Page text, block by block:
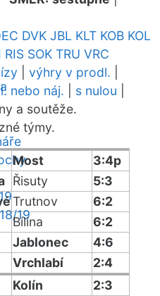
19
DVK JBL KLT KOB KOL
RIS SOK TRU VRC
výhry v prodl.
nebo náj. s nulou
a soutěže.
týmy.
Most
3:4p
Řisuty
5:3
Trutnov
6:2
Bílina
6:2
Jablonec
4:6
Vrchlabí
2:4
Kolín
2:3